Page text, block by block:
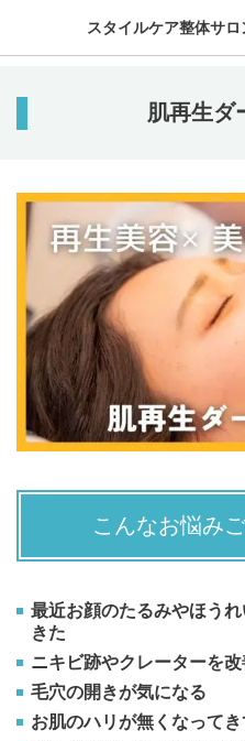
スタイルケア整体サ
肌再生ダ
こんなお悩み
最近お顔のたるみやほう
きた
ニキビ跡やクレーターを
毛穴の開きが気になる
お肌のハリが無くなって